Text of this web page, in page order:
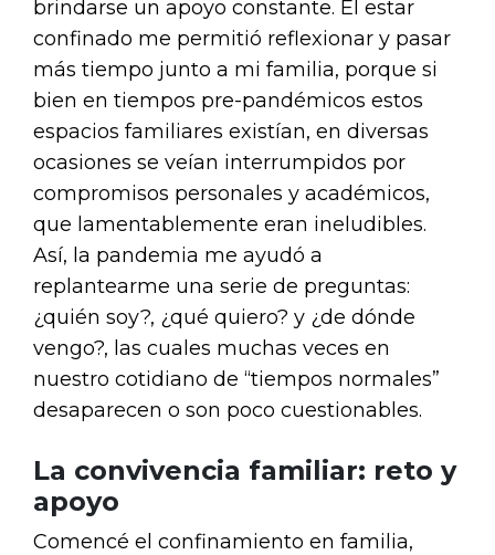
brindarse un apoyo constante. El estar
confinado me permitió reflexionar y pasar
más tiempo junto a mi familia, porque si
bien en tiempos pre-pandémicos estos
espacios familiares existían, en diversas
ocasiones se veían interrumpidos por
compromisos personales y académicos,
que lamentablemente eran ineludibles.
Así, la pandemia me ayudó a
replantearme una serie de preguntas:
¿quién soy?, ¿qué quiero? y ¿de dónde
vengo?, las cuales muchas veces en
nuestro cotidiano de “tiempos normales”
desaparecen o son poco cuestionables.
La convivencia familiar: reto y
apoyo
Comencé el confinamiento en familia,